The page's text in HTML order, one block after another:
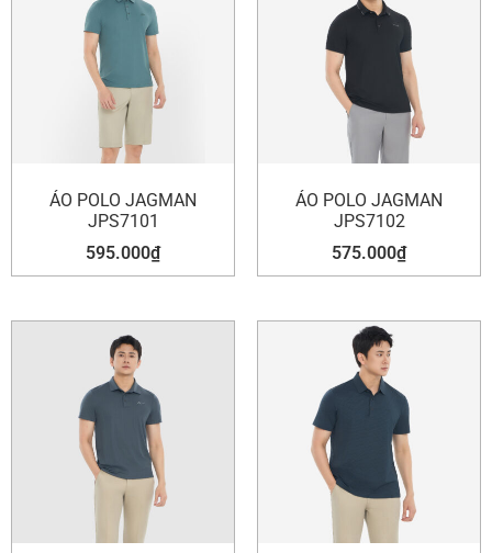
ÁO POLO JAGMAN
JPS7101
595.000₫
ÁO POLO JAGMAN
JPS7102
575.000₫